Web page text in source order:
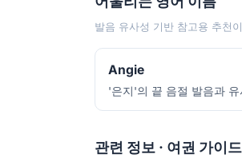
발음 유사성 기반 참고용 추천
Angie
'은지'의 끝 음절 발음과 유
관련 정보 · 여권 가이드